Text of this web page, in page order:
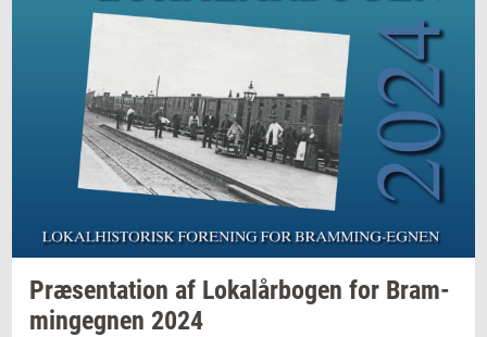
Præ­sen­ta­tion af Lo­kalår­bo­gen for Bram­
m­in­geg­nen 2024